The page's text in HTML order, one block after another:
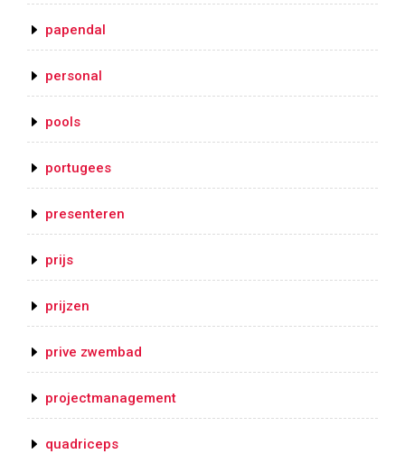
papendal
personal
pools
portugees
presenteren
prijs
prijzen
prive zwembad
projectmanagement
quadriceps